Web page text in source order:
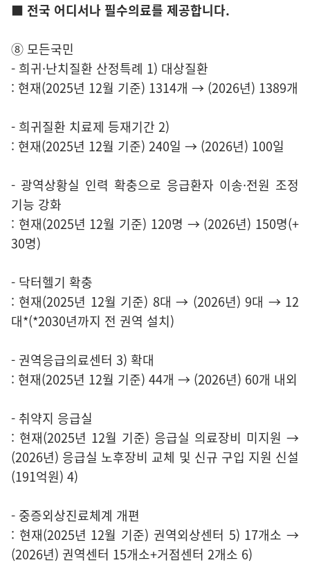
■ 전국 어디서나 필수의료를 제공합니다.
⑧ 모든국민
- 희귀·난치질환 산정특례 1) 대상질환
: 현재(2025년 12월 기준) 1314개 → (2026년) 1389개
- 희귀질환 치료제 등재기간 2)
: 현재(2025년 12월 기준) 240일 → (2026년) 100일
- 광역상황실 인력 확충으로 응급환자 이송·전원 조정
기능 강화
: 현재(2025년 12월 기준) 120명 → (2026년) 150명(+
30명)
- 닥터헬기 확충
: 현재(2025년 12월 기준) 8대 → (2026년) 9대 → 12
대*(*2030년까지 전 권역 설치)
- 권역응급의료센터 3) 확대
: 현재(2025년 12월 기준) 44개 → (2026년) 60개 내외
- 취약지 응급실
: 현재(2025년 12월 기준) 응급실 의료장비 미지원 →
(2026년) 응급실 노후장비 교체 및 신규 구입 지원 신설
(191억원) 4)
- 중증외상진료체계 개편
: 현재(2025년 12월 기준) 권역외상센터 5) 17개소 →
(2026년) 권역센터 15개소+거점센터 2개소 6)